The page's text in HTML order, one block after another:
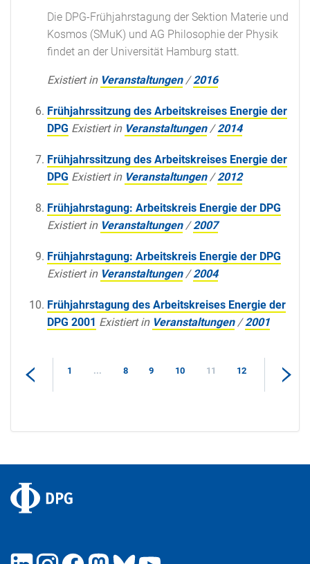
Die DPG-Frühjahrstagung der Sektion Materie und
Kosmos (SMuK) und AG Philosophie der Physik
findet an der Universität Hamburg statt.
Existiert in Veranstaltungen /2016
Frühjahrssitzung des Arbeitskreises Energie der
DPG Existiert in Veranstaltungen /2014
Frühjahrssitzung des Arbeitskreises Energie der
DPG Existiert in Veranstaltungen /2012
Frühjahrstagung: Arbeitskreis Energie der DPG
Existiert in Veranstaltungen /2007
Frühjahrstagung: Arbeitskreis Energie der DPG
Existiert in Veranstaltungen /2004
Frühjahrstagung des Arbeitskreises Energie der
DPG 2001 Existiert in Veranstaltungen /2001
1 ... 8 9 10 11 12